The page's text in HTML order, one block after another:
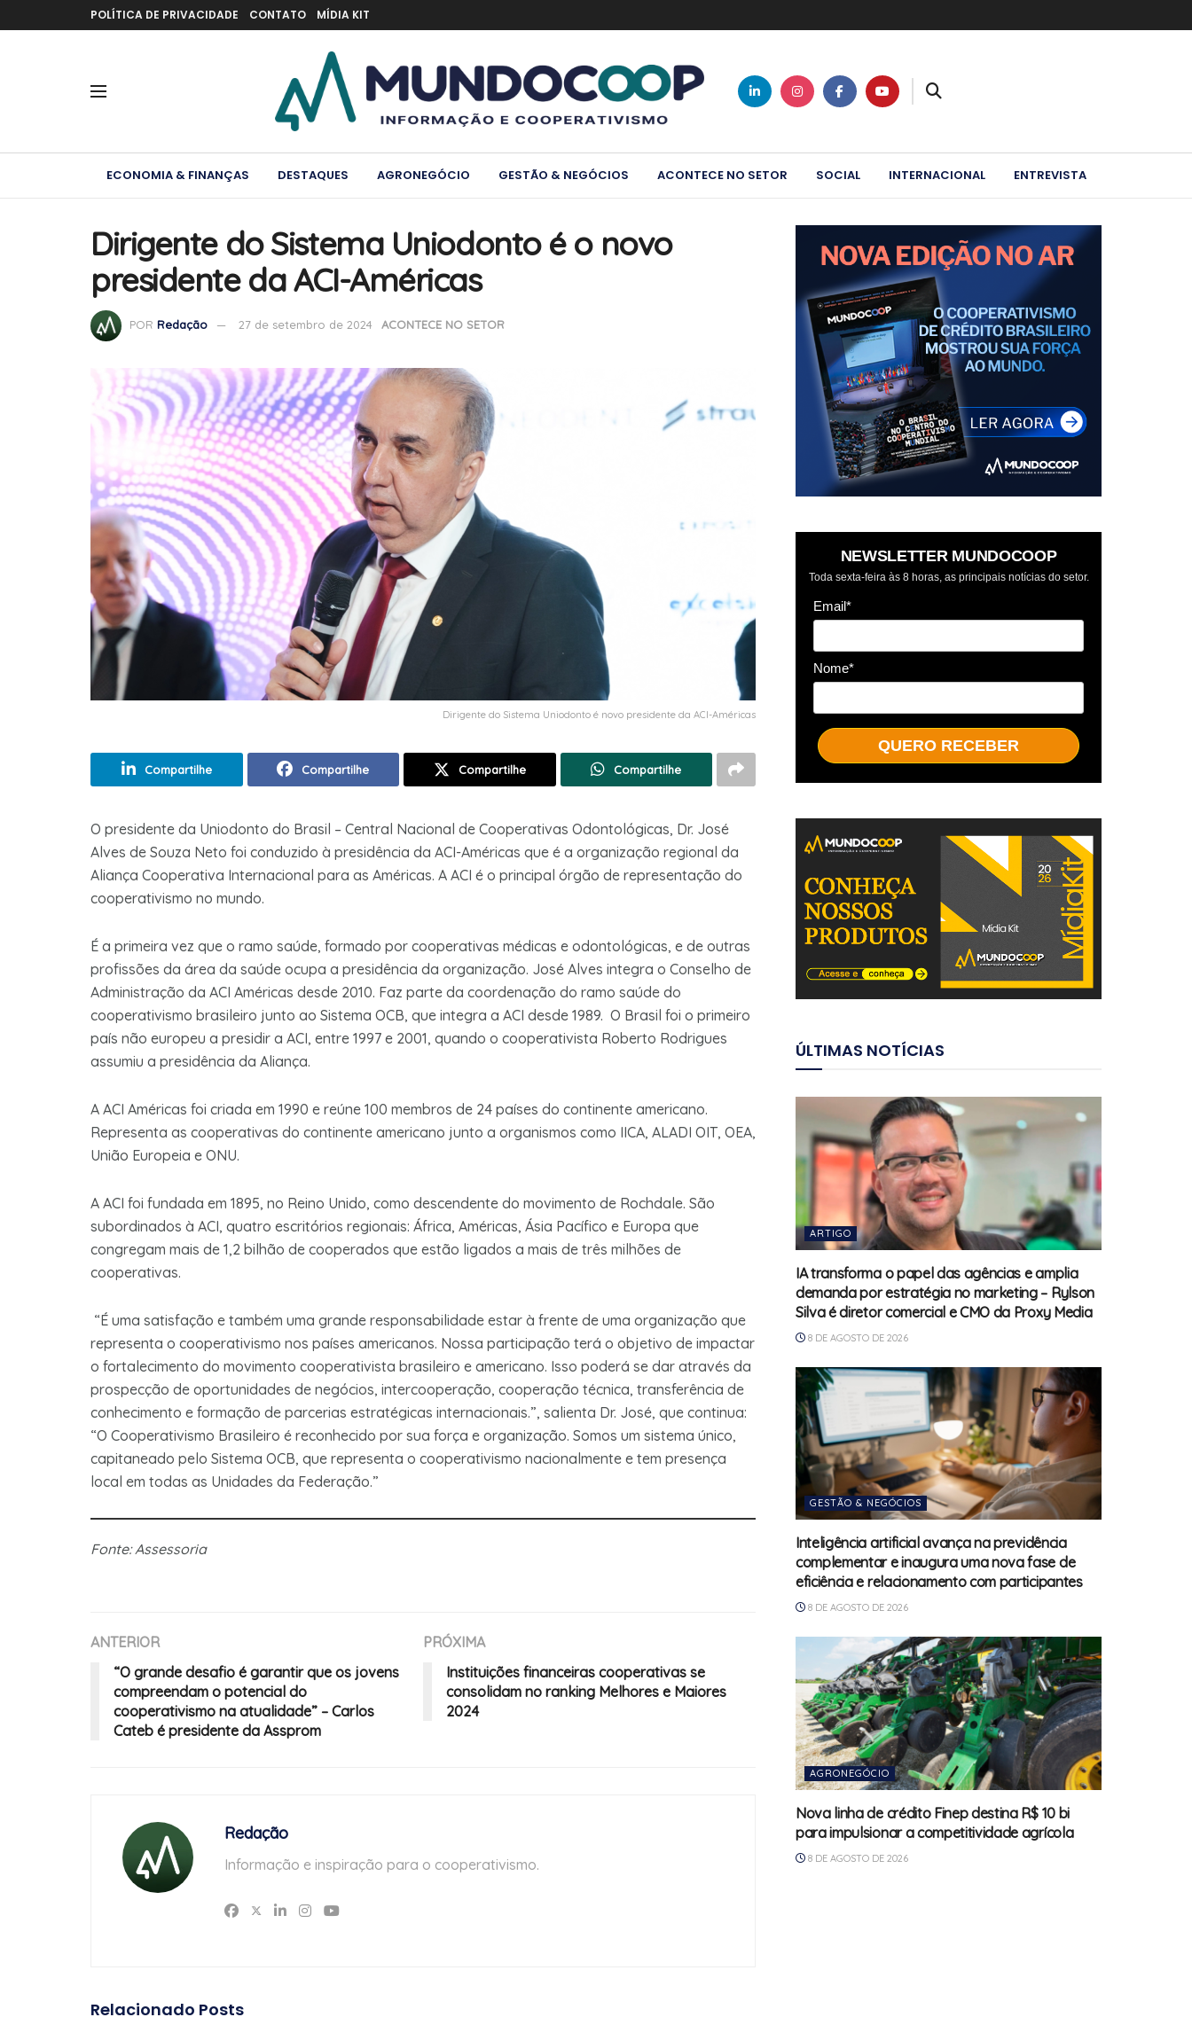
POLÍTICA DE PRIVACIDADE CONTATO MÍDIA KIT
ECONOMIA & FINANÇAS DESTAQUES AGRONEGÓCIO GESTÃO & NEGÓCIOS ACONTECE NO SETOR SOCIAL INTERNACIONAL ENTREVISTA
Dirigente do Sistema Uniodonto é o novo
presidente da ACI-Américas
POR Redação 27 de setembro de 2024 ACONTECE NO SETOR
Dirigente do Sistema Uniodonto é novo presidente da ACI-Américas
Compartilhe Compartilhe Compartilhe Compartilhe
O presidente da Uniodonto do Brasil – Central Nacional de Cooperativas Odontológicas, Dr. José
Alves de Souza Neto foi conduzido à presidência da ACI-Américas que é a organização regional da
Aliança Cooperativa Internacional para as Américas. A ACI é o principal órgão de representação do
cooperativismo no mundo.
É a primeira vez que o ramo saúde, formado por cooperativas médicas e odontológicas, e de outras
profissões da área da saúde ocupa a presidência da organização. José Alves integra o Conselho de
Administração da ACI Américas desde 2010. Faz parte da coordenação do ramo saúde do
cooperativismo brasileiro junto ao Sistema OCB, que integra a ACI desde 1989. O Brasil foi o primeiro
país não europeu a presidir a ACI, entre 1997 e 2001, quando o cooperativista Roberto Rodrigues
assumiu a presidência da Aliança.
A ACI Américas foi criada em 1990 e reúne 100 membros de 24 países do continente americano.
Representa as cooperativas do continente americano junto a organismos como IICA, ALADI OIT, OEA,
União Europeia e ONU.
A ACI foi fundada em 1895, no Reino Unido, como descendente do movimento de Rochdale. São
subordinados à ACI, quatro escritórios regionais: África, Américas, Ásia Pacífico e Europa que
congregam mais de 1,2 bilhão de cooperados que estão ligados a mais de três milhões de
cooperativas.
“É uma satisfação e também uma grande responsabilidade estar à frente de uma organização que
representa o cooperativismo nos países americanos. Nossa participação terá o objetivo de impactar
o fortalecimento do movimento cooperativista brasileiro e americano. Isso poderá se dar através da
prospecção de oportunidades de negócios, intercooperação, cooperação técnica, transferência de
conhecimento e formação de parcerias estratégicas internacionais.”, salienta Dr. José, que continua:
“O Cooperativismo Brasileiro é reconhecido por sua força e organização. Somos um sistema único,
capitaneado pelo Sistema OCB, que representa o cooperativismo nacionalmente e tem presença
local em todas as Unidades da Federação.”
Fonte: Assessoria
ANTERIOR
“O grande desafio é garantir que os jovens
compreendam o potencial do
cooperativismo na atualidade” – Carlos
Cateb é presidente da Assprom
PRÓXIMA
Instituições financeiras cooperativas se
consolidam no ranking Melhores e Maiores
2024
Redação
Informação e inspiração para o cooperativismo.
Relacionado Posts
NEWSLETTER MUNDOCOOP
Toda sexta-feira às 8 horas, as principais notícias do setor.
Email*
Nome*
QUERO RECEBER
ÚLTIMAS NOTÍCIAS
ARTIGO
IA transforma o papel das agências e amplia
demanda por estratégia no marketing – Rylson
Silva é diretor comercial e CMO da Proxy Media
8 DE AGOSTO DE 2026
GESTÃO & NEGÓCIOS
Inteligência artificial avança na previdência
complementar e inaugura uma nova fase de
eficiência e relacionamento com participantes
8 DE AGOSTO DE 2026
AGRONEGÓCIO
Nova linha de crédito Finep destina R$ 10 bi
para impulsionar a competitividade agrícola
8 DE AGOSTO DE 2026